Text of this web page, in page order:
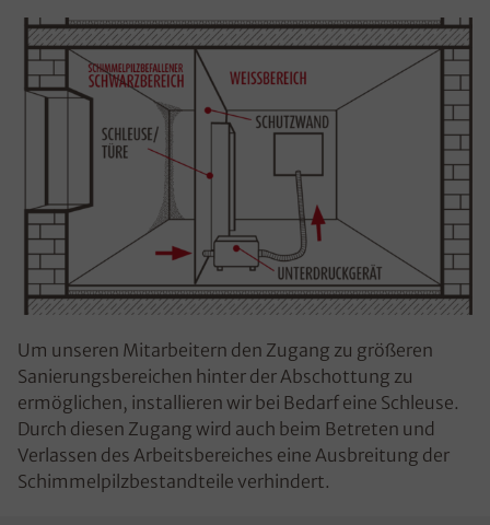
Um unseren Mitarbeitern den Zugang zu größeren
Sanierungsbereichen hinter der Abschottung zu
ermöglichen, installieren wir bei Bedarf eine Schleuse.
Durch diesen Zugang wird auch beim Betreten und
Verlassen des Arbeitsbereiches eine Ausbreitung der
Schimmelpilzbestandteile verhindert.